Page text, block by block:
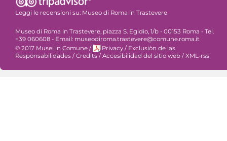
Leggi le recensioni su: Museo di Roma in Trastevere
Museo di Roma in Trastevere, piazza S. Egidio, 1/b - 00153 Roma - Tel.
+39 060608 - Email: museodiroma.trastevere@comune.roma.it
© 2017 Musei in Comune / Privacy / Exclusiòn de las
Responsabilidades /Credits /Accesibilidad del sitio web /XML-rss